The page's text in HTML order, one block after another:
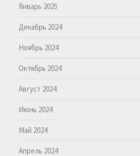
Январь 2025
Декабрь 2024
Ноябрь 2024
Октябрь 2024
Август 2024
Июнь 2024
Май 2024
Апрель 2024